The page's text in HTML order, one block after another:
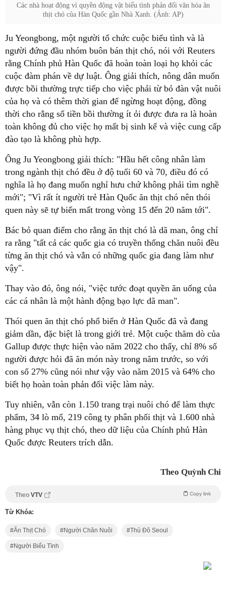
Các nhà hoạt động vì quyền động vật biểu tình phản đối văn hóa ăn
thịt chó của Hàn Quốc gần Nhà Xanh. (Ảnh: AP)
Ju Yeongbong, một người tổ chức cuộc biểu tình và là
người đứng đầu nhóm buôn bán thịt chó, nói với Reuters
rằng Chính phủ Hàn Quốc đã hoàn toàn loại họ khỏi các
cuộc đàm phán về dự luật. Ông giải thích, nông dân muốn
được bồi thường trực tiếp cho việc phải từ bỏ đàn vật nuôi
của họ và có thêm thời gian để ngừng hoạt động, đồng
thời cho rằng số tiền bồi thường ít ỏi được đưa ra là hoàn
toàn không đủ cho việc họ mất bị sinh kế và việc cung cấp
đào tạo là không phù hợp.
Ông Ju Yeongbong giải thích: "Hầu hết công nhân làm
trong ngành thịt chó đều ở độ tuổi 60 và 70, điều đó có
nghĩa là họ đang muốn nghỉ hưu chứ không phải tìm nghề
mới"; "Vì rất ít người trẻ Hàn Quốc ăn thịt chó nên thói
quen này sẽ tự biến mất trong vòng 15 đến 20 năm tới".
Bác bỏ quan điểm cho rằng ăn thịt chó là dã man, ông chỉ
ra rằng "tất cả các quốc gia có truyền thống chăn nuôi đều
từng ăn thịt chó và vẫn có những quốc gia đang làm như
vậy".
Thay vào đó, ông nói, "việc tước đoạt quyền ăn uống của
các cá nhân là một hành động bạo lực dã man".
Thói quen ăn thịt chó phổ biến ở Hàn Quốc đã và đang
giảm dần, đặc biệt là trong giới trẻ. Một cuộc thăm dò của
Gallup được thực hiện vào năm 2022 cho thấy, chỉ 8% số
người được hỏi đã ăn món này trong năm trước, so với
con số 27% cũng nói như vậy vào năm 2015 và 64% cho
biết họ hoàn toàn phản đối việc làm này.
Tuy nhiên, vẫn còn 1.150 trang trại nuôi chó để làm thực
phẩm, 34 lò mổ, 219 công ty phân phối thịt và 1.600 nhà
hàng phục vụ thịt chó, theo dữ liệu của Chính phủ Hàn
Quốc được Reuters trích dẫn.
Theo Quỳnh Chi
Theo VTV Copy link
Từ Khóa:
Ăn Thịt Chó Người Chăn Nuôi Thủ Đô Seoul
Người Biểu Tình